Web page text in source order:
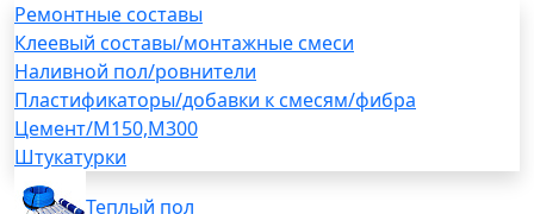
Ремонтные составы
Клеевый составы/монтажные смеси
Наливной пол/ровнители
Пластификаторы/добавки к смесям/фибра
Цемент/М150,М300
Штукатурки
Теплый пол